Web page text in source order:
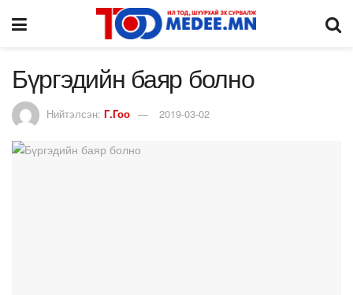
Бүргэдийн баяр болно
Нийтэлсэн: Г.Гоо 2019-03-02